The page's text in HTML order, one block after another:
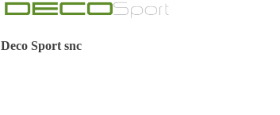
Deco Sport snc